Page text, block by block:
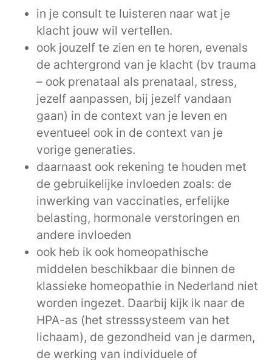
in je consult te luisteren naar wat je
klacht jouw wil vertellen.
ook jouzelf te zien en te horen, evenals
de achtergrond van je klacht (bv trauma
– ook prenataal als prenataal, stress,
jezelf aanpassen, bij jezelf vandaan
gaan) in de context van je leven en
eventueel ook in de context van je
vorige generaties.
daarnaast ook rekening te houden met
de gebruikelijke invloeden zoals: de
inwerking van vaccinaties, erfelijke
belasting, hormonale verstoringen en
andere invloeden
ook heb ik ook homeopathische
middelen beschikbaar die binnen de
klassieke homeopathie in Nederland niet
worden ingezet. Daarbij kijk ik naar de
HPA-as (het stresssysteem van het
lichaam), de gezondheid van je darmen,
de werking van individuele of